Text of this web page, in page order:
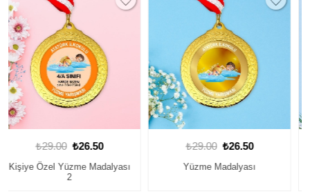
₺29.00 ₺26.50
Yüzme Madalyası
₺29.00 ₺26.50
Yüzme Madalyası